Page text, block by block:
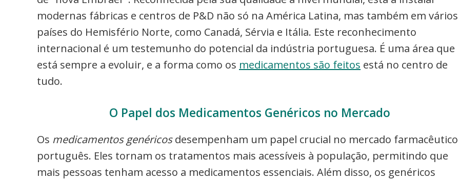
modernas fábricas e centros de P&D não só na América Latina, mas também em vários
países do Hemisfério Norte, como Canadá, Sérvia e Itália. Este reconhecimento
internacional é um testemunho do potencial da indústria portuguesa. É uma área que
está sempre a evoluir, e a forma como os medicamentos são feitos está no centro de
tudo.
O Papel dos Medicamentos Genéricos no Mercado
Os medicamentos genéricosdesempenham um papel crucial no mercado farmacêutico
português. Eles tornam os tratamentos mais acessíveis à população, permitindo que
mais pessoas tenham acesso a medicamentos essenciais. Além disso, os genéricos